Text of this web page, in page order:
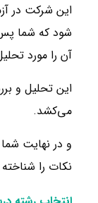
این شرکت در
شود که شما پس
آن را مورد
این تحلیل و
می‌کشد.
و در نهایت شما
نکات را